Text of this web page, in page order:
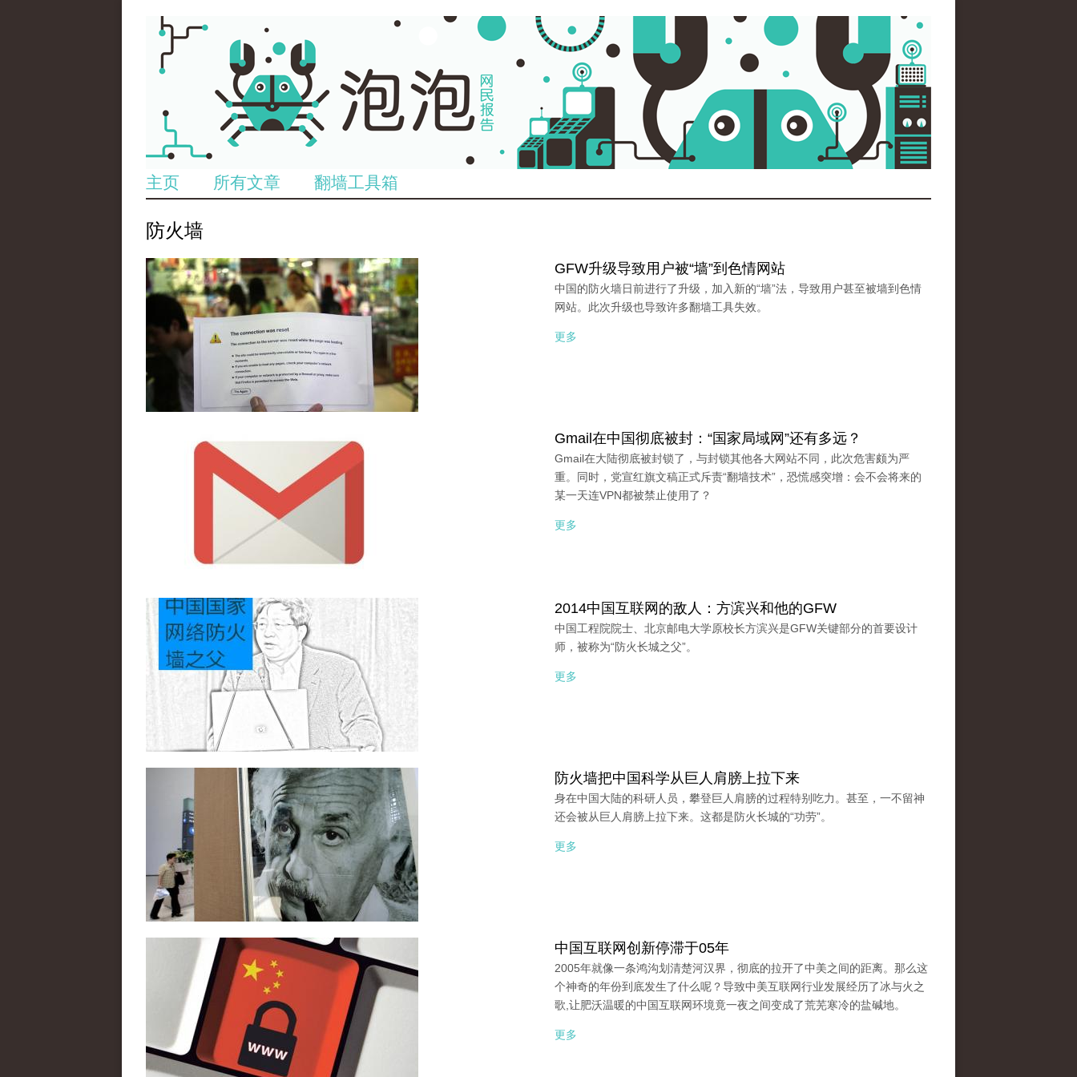
主页 所有文章 翻墙工具箱
防火墙
GFW升级导致用户被“墙”到色情网站
中国的防火墙日前进行了升级，加入新的“墙”法，导致用户甚至被墙到色情
网站。此次升级也导致许多翻墙工具失效。
更多
Gmail在中国彻底被封：“国家局域网”还有多远？
Gmail在大陆彻底被封锁了，与封锁其他各大网站不同，此次危害颇为严
重。同时，党宣红旗文稿正式斥责“翻墙技术”，恐慌感突增：会不会将来的
某一天连VPN都被禁止使用了？
更多
2014中国互联网的敌人：方滨兴和他的GFW
中国工程院院士、北京邮电大学原校长方滨兴是GFW关键部分的首要设计
师，被称为“防火长城之父”。
更多
防火墙把中国科学从巨人肩膀上拉下来
身在中国大陆的科研人员，攀登巨人肩膀的过程特别吃力。甚至，一不留神
还会被从巨人肩膀上拉下来。这都是防火长城的“功劳”。
更多
中国互联网创新停滞于05年
2005年就像一条鸿沟划清楚河汉界，彻底的拉开了中美之间的距离。那么这
个神奇的年份到底发生了什么呢？导致中美互联网行业发展经历了冰与火之
歌,让肥沃温暖的中国互联网环境竟一夜之间变成了荒芜寒冷的盐碱地。
更多